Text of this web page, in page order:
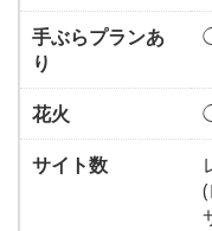
手ぶらプランあ
り
花火
サイト数